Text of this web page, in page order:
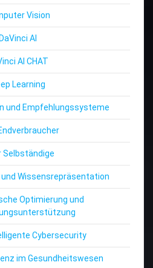
Vision
DaVinci AI
AI CHAT
Learning
und Empfehlungssysteme
Selbständige
Wissensrepräsentation
Optimierung und
Cybersecurity
im Gesundheitswesen